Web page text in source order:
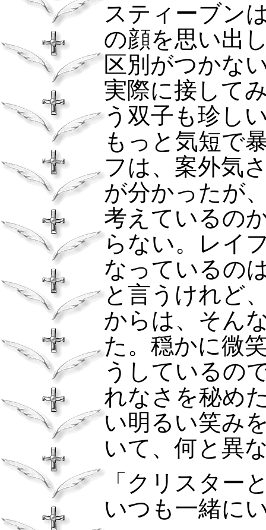
スティーブン
の顔を思い出
区別がつかな
実際に接して
う双子も珍し
もっと気短で
フは、案外気
が分かったが
考えているの
らない。レイ
なっているの
と言うけれど
からは、そん
た。穏かに微
うしているの
れなさを秘め
い明るい笑み
いて、何と異
「クリスター
いつも一緒に